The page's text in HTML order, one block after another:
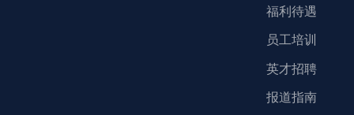
福利待遇
员工培训
英才招聘
报道指南